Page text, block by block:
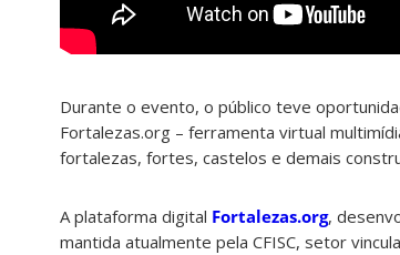
Durante o evento, o público teve
Fortalezas.org – ferramenta virtual
fortalezas, fortes, castelos e demais
A plataforma digital Fortalezas.org,
mantida atualmente pela CFISC, setor